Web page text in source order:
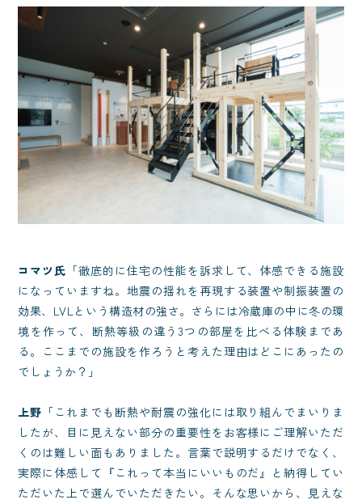
コマツ氏 「徹底的に住宅の性能を訴求して、体感できる施設
になっていますね。地震の揺れを再現する装置や制振装置の
効果、LVLという構造材の強さ。さらには冷蔵庫の中に冬の環
境を作って、断熱等級の違う3つの部屋を比べる体験まであ
る。ここまでの施設を作ろうと考えた理由はどこにあったの
でしょうか？」
上野 「これまでも断熱や耐震の強化には取り組んでまいりま
したが、目に見えない部分の重要性をお客様にご理解いただ
くのは難しい面もありました。言葉で説明するだけでなく、
実際に体感して『これって本当にいいものだ』と納得してい
ただいた上で選んでいただきたい。そんな思いから、見えな